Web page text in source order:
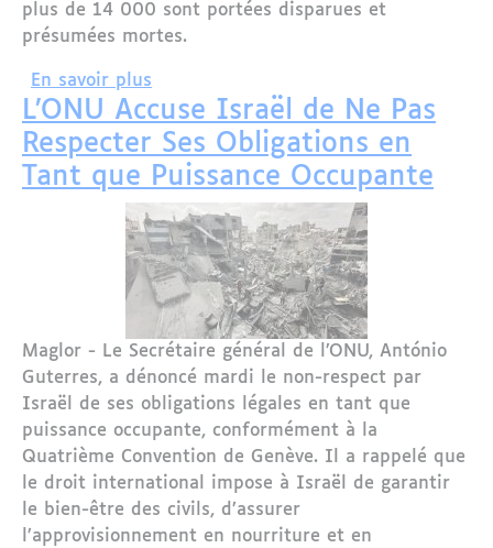
plus de 14 000 sont portées disparues et
présumées mortes.
En savoir plus
L’ONU Accuse Israël de Ne Pas
Respecter Ses Obligations en
Tant que Puissance Occupante
Maglor - Le Secrétaire général de l’ONU, António
Guterres, a dénoncé mardi le non-respect par
Israël de ses obligations légales en tant que
puissance occupante, conformément à la
Quatrième Convention de Genève. Il a rappelé que
le droit international impose à Israël de garantir
le bien-être des civils, d’assurer
l’approvisionnement en nourriture et en